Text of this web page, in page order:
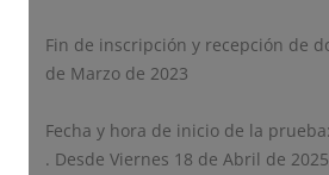
Fin de inscripción y recepción de
de Marzo de 2023
Fecha y hora de inicio de la prueba:
. Desde Viernes 18 de Abril de